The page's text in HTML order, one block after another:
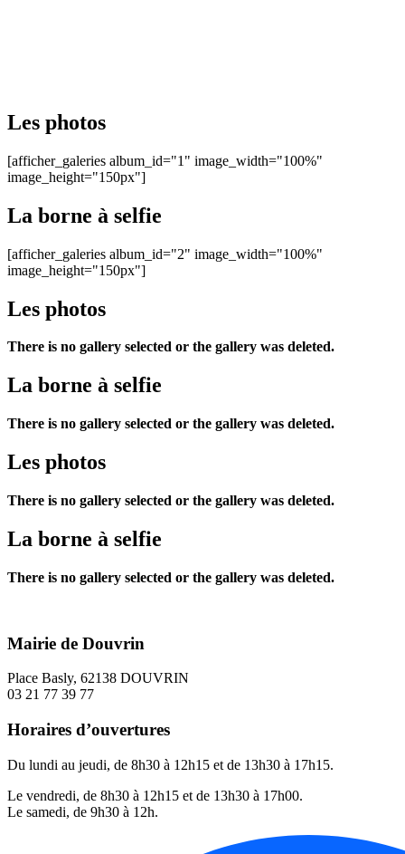
Les photos
[afficher_galeries album_id="1" image_width="100%"
image_height="150px"]
La borne à selfie
[afficher_galeries album_id="2" image_width="100%"
image_height="150px"]
Les photos
There is no gallery selected or the gallery was deleted.
La borne à selfie
There is no gallery selected or the gallery was deleted.
Les photos
There is no gallery selected or the gallery was deleted.
La borne à selfie
There is no gallery selected or the gallery was deleted.
Mairie de Douvrin
Place Basly, 62138 DOUVRIN
03 21 77 39 77
Horaires d’ouvertures
Du lundi au jeudi, de 8h30 à 12h15 et de 13h30 à 17h15.
Le vendredi, de 8h30 à 12h15 et de 13h30 à 17h00.
Le samedi, de 9h30 à 12h.